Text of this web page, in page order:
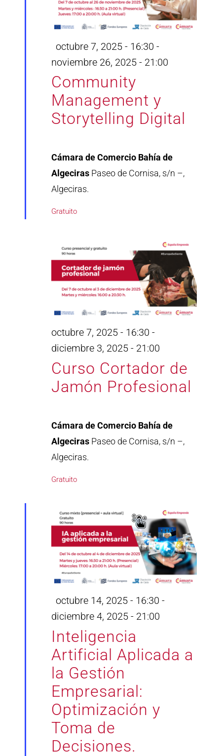
Community
Management y
Storytelling Digital
Destacado
octubre 7, 2025 - 16:30 -
noviembre 26, 2025 - 21:00
Cámara de Comercio Bahía de
Algeciras Paseo de Cornisa, s/n –,
Algeciras.
Gratuito
Curso Cortador de
Jamón Profesional
octubre 7, 2025 - 16:30 -
diciembre 3, 2025 - 21:00
Cámara de Comercio Bahía de
Algeciras Paseo de Cornisa, s/n –,
Algeciras.
Gratuito
Inteligencia
Artificial Aplicada a
la Gestión
Empresarial:
Optimización y
Toma de
Decisiones.
Destacado
octubre 14, 2025 - 16:30 -
diciembre 4, 2025 - 21:00